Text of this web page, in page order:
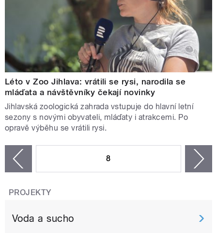
Léto v Zoo Jihlava: vrátili se rysi, narodila se
mláďata a návštěvníky čekají novinky
Jihlavská zoologická zahrada vstupuje do hlavní letní
sezony s novými obyvateli, mláďaty i atrakcemi. Po
opravě výběhu se vrátili rysi.
8
PROJEKTY
Voda a sucho